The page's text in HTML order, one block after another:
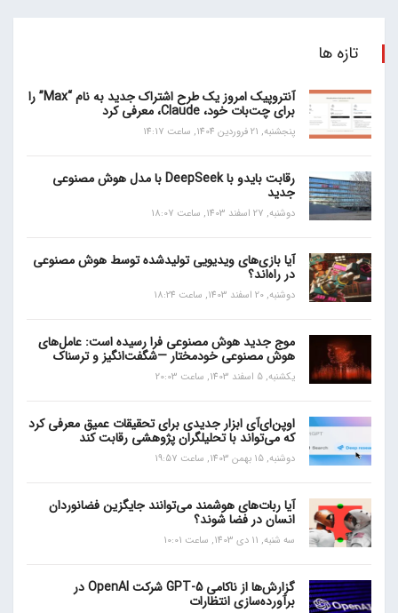
تازه ها
آنتروپیک امروز یک طرح اشتراک جدید به نام “Max” را
برای چت‌بات خود، Claude، معرفی کرد
پنجشنبه, 21 فروردین 1404, ساعت 14:17
رقابت بایدو با DeepSeek با مدل هوش مصنوعی
جدید
دوشنبه, 27 اسفند 1403, ساعت 18:07
آیا بازی‌های ویدیویی تولیدشده توسط هوش مصنوعی
در راه‌اند؟
دوشنبه, 20 اسفند 1403, ساعت 18:24
موج جدید هوش مصنوعی فرا رسیده است: عامل‌های
هوش مصنوعی خودمختار —شگفت‌انگیز و ترسناک
یکشنبه, 5 اسفند 1403, ساعت 20:03
اوپن‌ای‌آی ابزار جدیدی برای تحقیقات عمیق معرفی کرد
که می‌تواند با تحلیلگران پژوهشی رقابت کند
دوشنبه, 15 بهمن 1403, ساعت 19:57
آیا ربات‌های هوشمند می‌توانند جایگزین فضانوردان
انسان در فضا شوند؟
سه شنبه, 11 دی 1403, ساعت 10:01
گزارش‌ها از ناکامی GPT-5 شرکت OpenAI در
برآورده‌سازی انتظارات